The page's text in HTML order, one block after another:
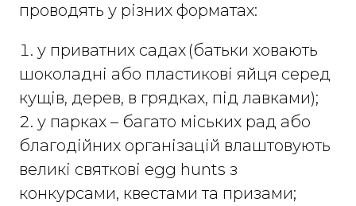
проводять у різних форматах:
у приватних садах (батьки ховають
шоколадні або пластикові яйця серед
кущів, дерев, в грядках, під лавками);
у парках – багато міських рад або
благодійних організацій влаштовують
великі святкові egg hunts з
конкурсами, квестами та призами;